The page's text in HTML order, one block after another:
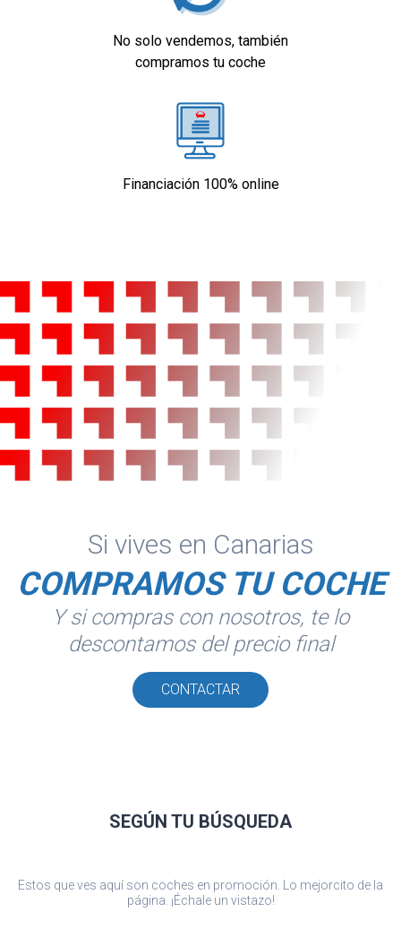
No solo vendemos, también
compramos tu coche
Financiación 100% online
Si vives en Canarias
COMPRAMOS TU COCHE
Y si compras con nosotros, te lo
descontamos del precio final
CONTACTAR
SEGÚN TU BÚSQUEDA
Estos que ves aquí son coches en promoción. Lo mejorcito de la
página. ¡Échale un vistazo!